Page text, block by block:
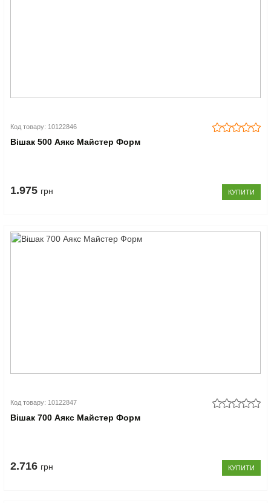
Код товару: 10122846
Вішак 500 Аякс Майстер Форм
1.975 грн КУПИТИ
Код товару: 10122847
Вішак 700 Аякс Майстер Форм
2.716 грн КУПИТИ